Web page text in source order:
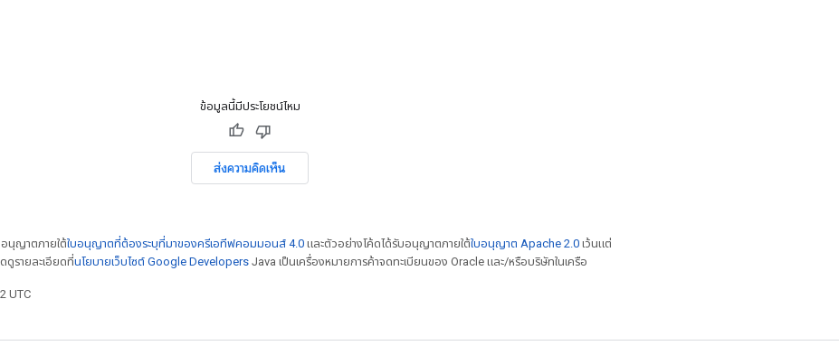
ข้อมูลนี้มีประโยชน์ไหม
ส่งความคิดเห็น
อนุญาตภายใต้ใบอนุญาตที่ต้องระบุที่มาของครีเอทีฟคอมมอนส์ 4.0 และตัวอย่างโค้ดได้รับอนุญาตภายใต้ใบอนุญาต Apache 2.0 เว้นแต่
ดูรายละเอียดที่นโยบายเว็บไซต์ Google Developers Java เป็นเครื่องหมายการค้าจดทะเบียนของ Oracle และ/หรือบริษัทในเครือ
UTC